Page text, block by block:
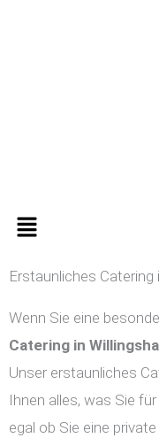
Menü
Erstaunliches
Wenn Sie eine
Catering in
Unser erstaunliches
Ihnen alles, was Sie
egal ob Sie eine